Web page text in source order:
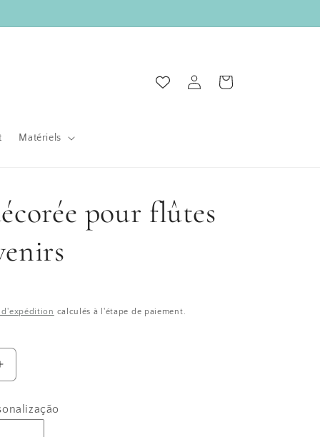
Matériels
Connexion Panier
pour flûtes
d'expédition calculés à l'étape de paiement.
Augmenter